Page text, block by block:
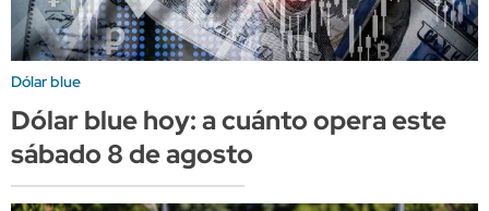
Dólar blue
Dólar blue hoy: a cuánto opera este
sábado 8 de agosto